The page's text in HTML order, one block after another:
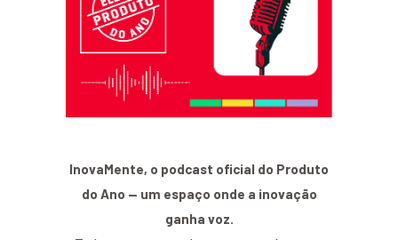
InovaMente, o podcast oficial do Produto
do Ano — um espaço onde a inovação
ganha voz.